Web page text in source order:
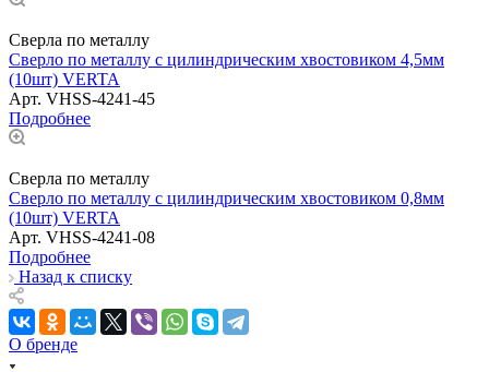
Сверла по металлу
Сверло по металлу с цилиндрическим хвостовиком 4,5мм
(10шт) VERTA
Арт. VHSS-4241-45
Подробнее
Сверла по металлу
Сверло по металлу с цилиндрическим хвостовиком 0,8мм
(10шт) VERTA
Арт. VHSS-4241-08
Подробнее
Назад к списку
О бренде